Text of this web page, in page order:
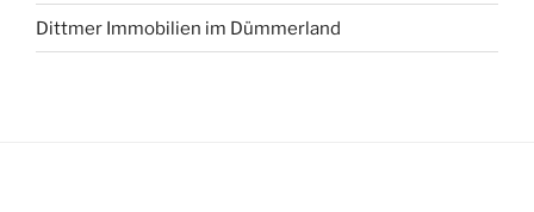
Dittmer Immobilien im Dümmerland